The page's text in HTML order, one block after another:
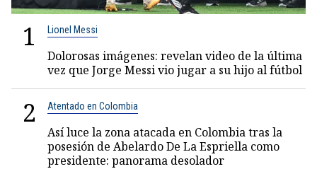
1 Lionel Messi
Dolorosas imágenes: revelan video de la última
vez que Jorge Messi vio jugar a su hijo al fútbol
2 Atentado en Colombia
Así luce la zona atacada en Colombia tras la
posesión de Abelardo De La Espriella como
presidente: panorama desolador